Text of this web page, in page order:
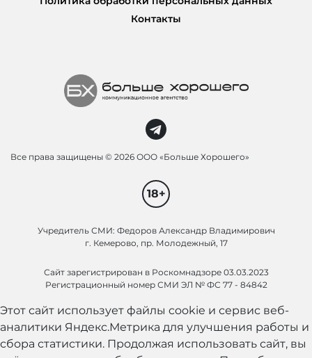
Контакты
Все права защищены © 2026 ООО «Больше Хорошего»
18+
Учредитель СМИ: Федоров Александр Владимирович
г. Кемерово, пр. Молодежный, 17
Сайт зарегистрирован в Роскомнадзоре 03.03.2023
Регистрационный номер СМИ ЭЛ № ФС 77 - 84842
Этот сайт использует файлы cookie и сервис веб-
аналитики Яндекс.Метрика для улучшения работы и
сбора статистики. Продолжая использовать сайт, вы